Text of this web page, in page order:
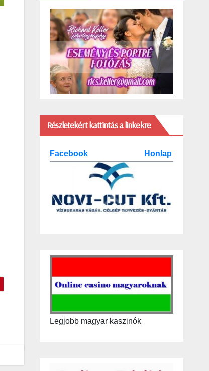
Részletekért kattintás a linkekre
Facebook Honlap
Legjobb magyar kaszinók